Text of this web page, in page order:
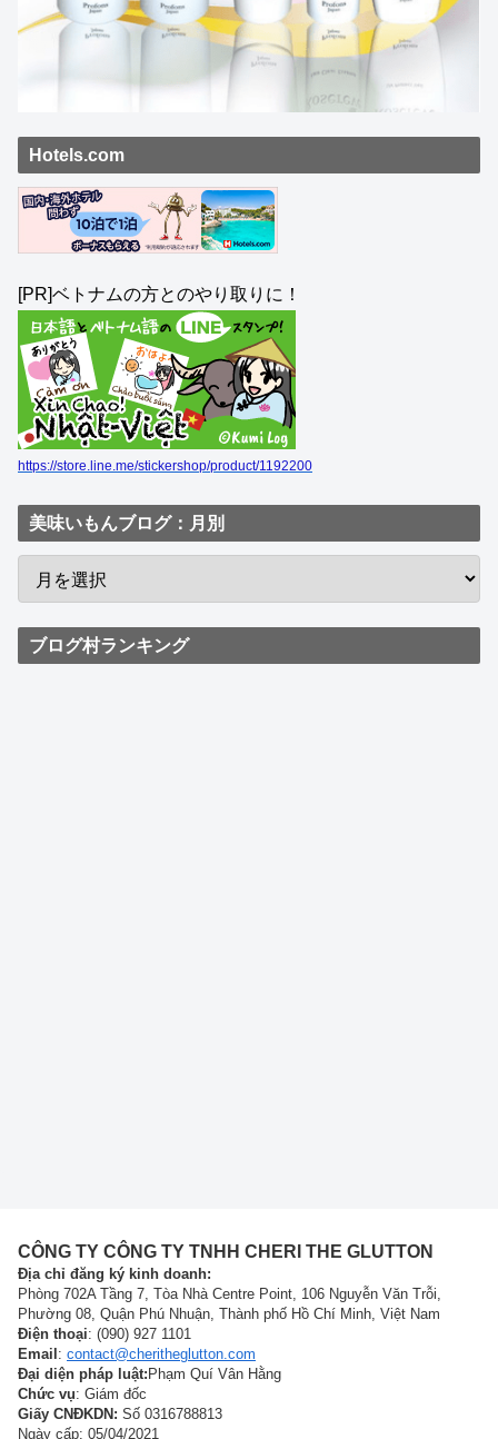
Hotels.com
[PR]ベトナムの方とのやり取りに！
https://store.line.me/stickershop/product/1192200
美味いもんブログ：月別
ブログ村ランキング
CÔNG TY CÔNG TY TNHH CHERI THE GLUTTON
Địa chỉ đăng ký kinh doanh:
Phòng 702A Tầng 7, Tòa Nhà Centre Point, 106 Nguyễn Văn Trỗi,
Phường 08, Quận Phú Nhuận, Thành phố Hồ Chí Minh, Việt Nam
Điện thoại: (090) 927 1101
Email : contact@cheritheglutton.com
Đại diện pháp luật: Phạm Quí Vân Hằng
Chức vụ: Giám đốc
Giấy CNĐKDN: Số 0316788813
Ngày cấp: 05/04/2021